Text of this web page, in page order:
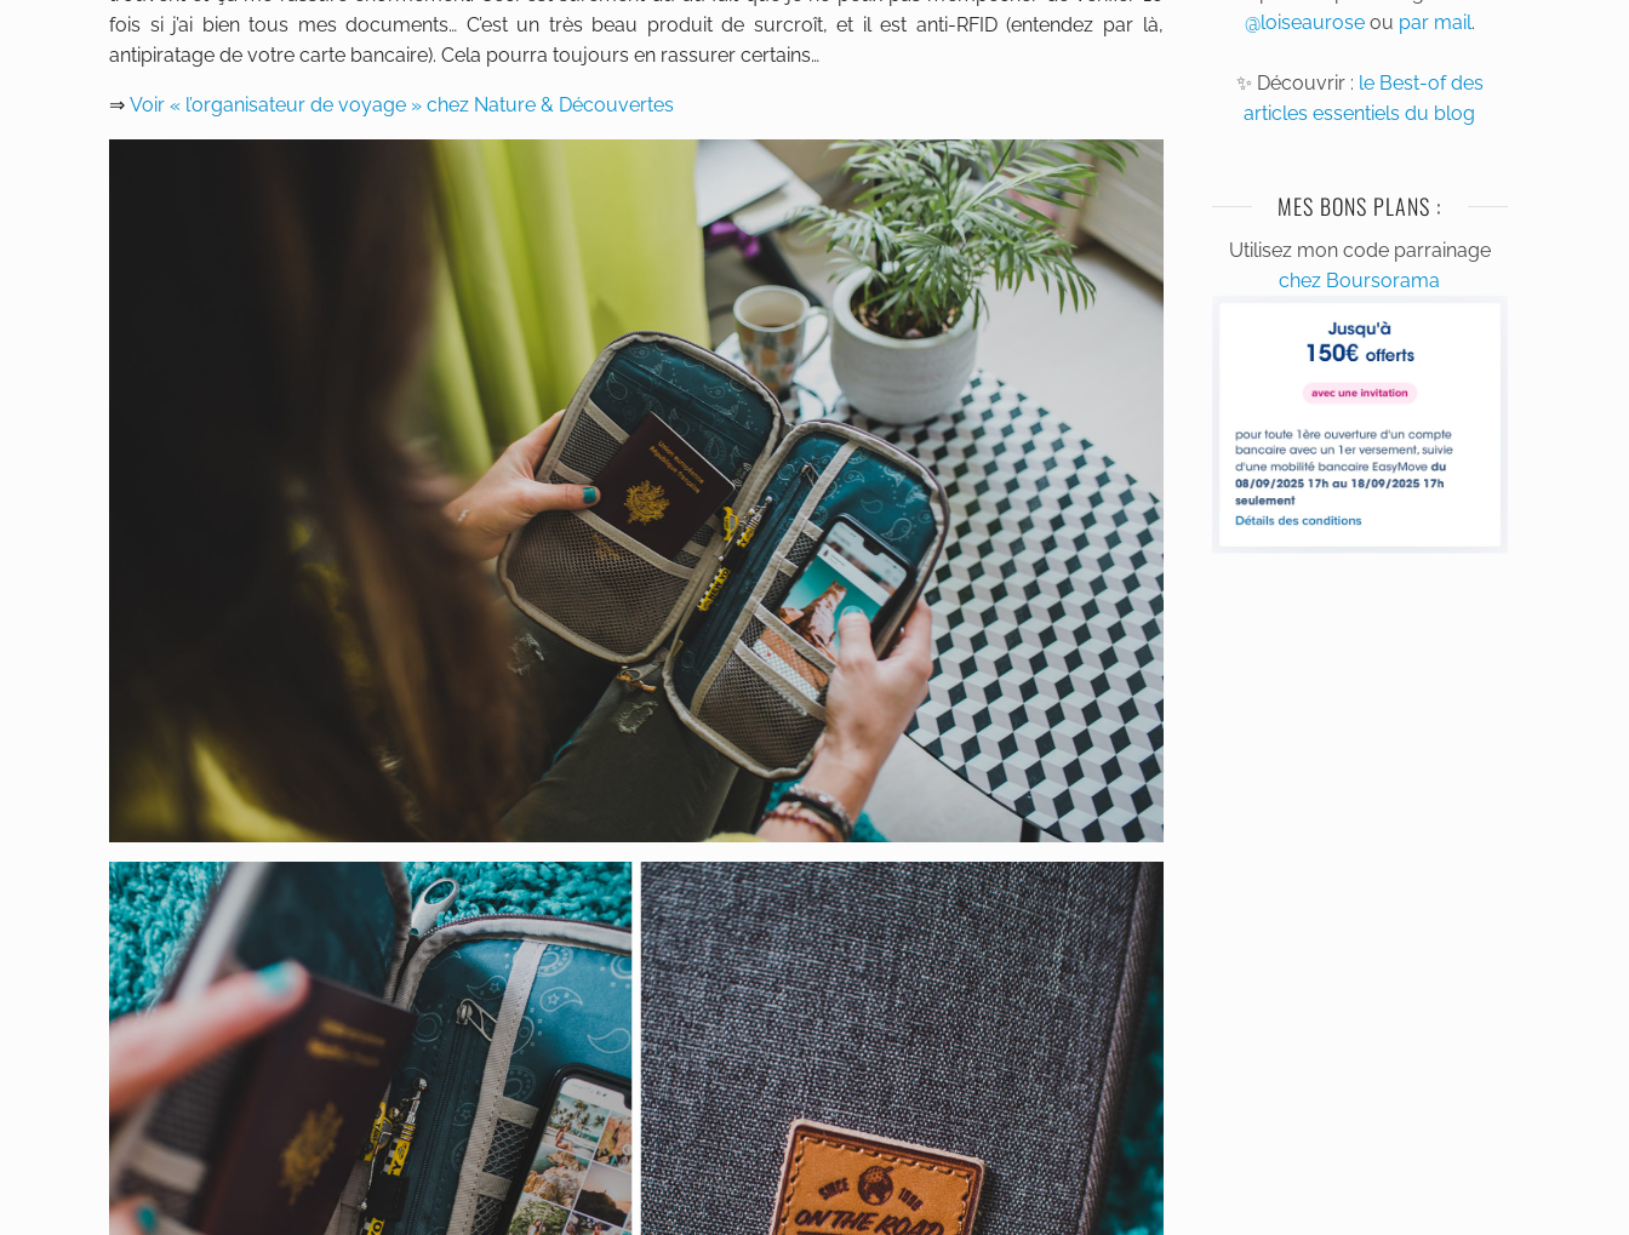
fois si j’ai bien tous mes documents… C’est un très beau produit de surcroît, et il est anti-RFID (entendez par là,
antipiratage de votre carte bancaire). Cela pourra toujours en rassurer certains…
⇒ Voir « l’organisateur de voyage » chez Nature & Découvertes
@loiseauroseou par mail.
✨ Découvrir : le Best-of des
articles essentiels du blog
MES BONS PLANS :
Utilisez mon code parrainage
chez Boursorama